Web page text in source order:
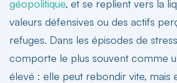
géopolitique, et se replient vers la
valeurs défensives ou des actifs
refuges. Dans les épisodes de
comporte le plus souvent comme
élevé : elle peut rebondir vite, mais